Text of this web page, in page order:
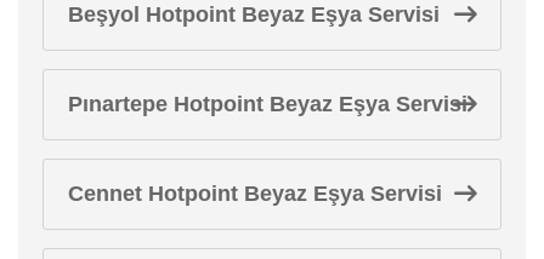
Beşyol Hotpoint Beyaz Eşya Servisi
Pınartepe Hotpoint Beyaz Eşya Servisi
Cennet Hotpoint Beyaz Eşya Servisi